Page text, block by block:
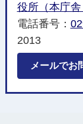
役所（本庁
電話番号：
2013
メールでお